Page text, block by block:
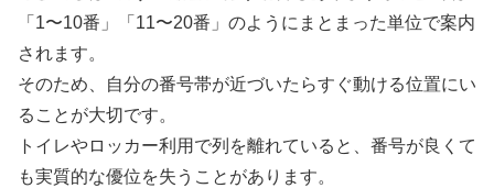
「1〜10番」「11〜20番」のようにまとまった単位で案内
されます。
そのため、自分の番号帯が近づいたらすぐ動ける位置にい
ることが大切です。
トイレやロッカー利用で列を離れていると、番号が良くて
も実質的な優位を失うことがあります。